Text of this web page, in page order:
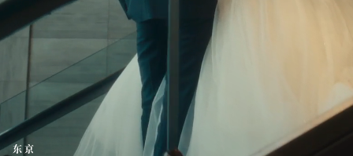
东京